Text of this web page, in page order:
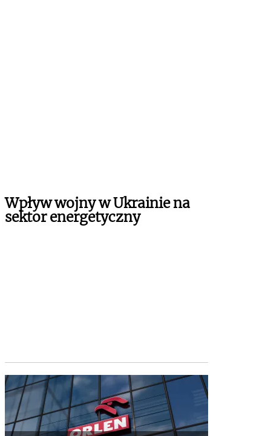
Wpływ wojny w Ukrainie na
sektor energetyczny